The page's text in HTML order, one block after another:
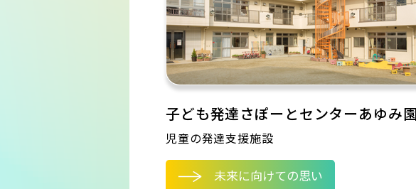
子ども発達さぽーとセンターあゆみ園
児童の発達支援施設
未来に向けての思い